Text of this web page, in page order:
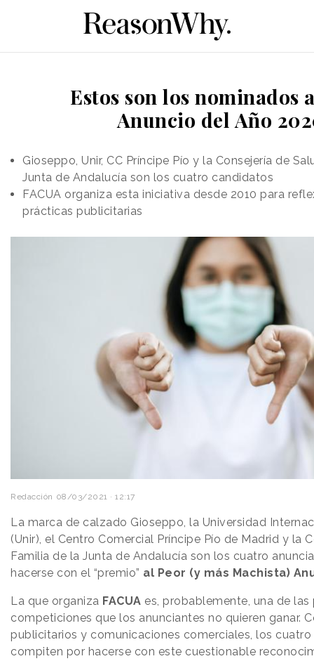
Estos son los nominados
Anuncio del Año
Gioseppo, Unir, CC Príncipe Pío y la Consejería de
Junta de Andalucía son los cuatro candidatos
FACUA organiza esta iniciativa desde 2010 para
prácticas publicitarias
Redacción 08/03/2021 · 12:17
La marca de calzado Gioseppo, la Universidad
(Unir), el Centro Comercial Príncipe Pío de Madrid y la
Familia de la Junta de Andalucía son los cuatro
hacerse con el “premio” al Peor (y más Machista)
La que organiza FACUA es, probablemente, una de las
competiciones que los anunciantes no quieren ganar.
publicitarios y comunicaciones comerciales, los cuatro
compiten por hacerse con este cuestionable